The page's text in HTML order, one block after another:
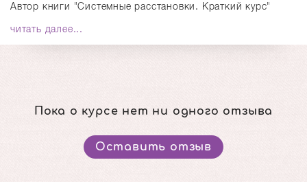
Автор книги "Системные расстановки. Краткий курс"
читать далее...
Пока о курсе нет ни одного отзыва
Оставить отзыв